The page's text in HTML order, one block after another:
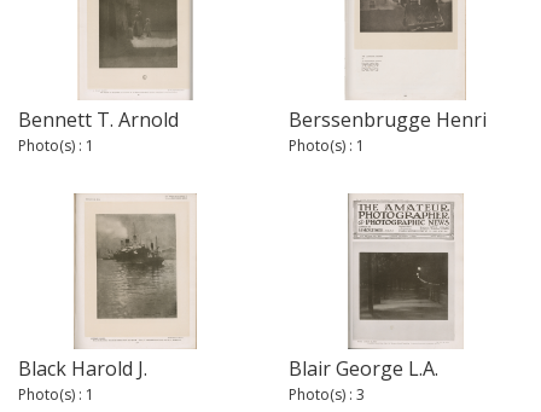
Bennett T. Arnold
Photo(s) : 1
Berssenbrugge Henri
Photo(s) : 1
Black Harold J.
Photo(s) : 1
Blair George L.A.
Photo(s) : 3